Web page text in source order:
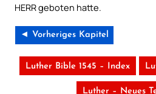
HERR geboten hatte.
◄ Vorheriges Kapitel
Luther Bible 1545 – Index
Luther – Neues